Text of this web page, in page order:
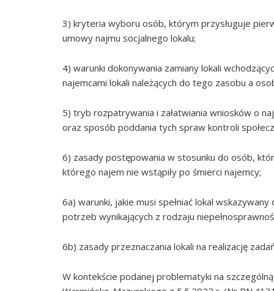
3) kryteria wyboru osób, którym przysługuje
umowy najmu socjalnego lokalu;
4) warunki dokonywania zamiany lokali
najemcami lokali należących do tego zasobu a
5) tryb rozpatrywania i załatwiania wniosków o
oraz sposób poddania tych spraw kontroli
6) zasady postępowania w stosunku do osób,
którego najem nie wstąpiły po śmierci najemcy;
6a) warunki, jakie musi spełniać lokal
potrzeb wynikających z rodzaju
6b) zasady przeznaczania lokali na realizację
W kontekście podanej problematyki na